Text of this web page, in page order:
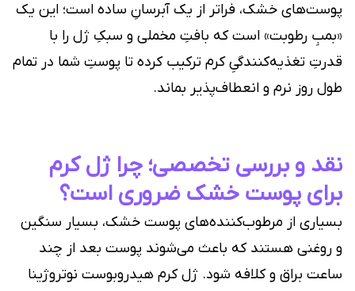
پوست‌های خشک، فراتر از یک آبرسانِ ساده است؛ این یک
«بمبِ رطوبت» است که بافتِ مخملی و سبکِ ژل را با
قدرتِ تغذیه‌کنندگیِ کرم ترکیب کرده تا پوستِ شما در تمام
طول روز نرم و انعطاف‌پذیر بماند.
نقد و بررسی تخصصی؛ چرا ژل کرم
برای پوست خشک ضروری است؟
بسیاری از مرطوب‌کننده‌های پوست خشک، بسیار سنگین
و روغنی هستند که باعث می‌شوند پوست بعد از چند
ساعت براق و کلافه شود. ژل کرم هیدروبوست نوتروژینا